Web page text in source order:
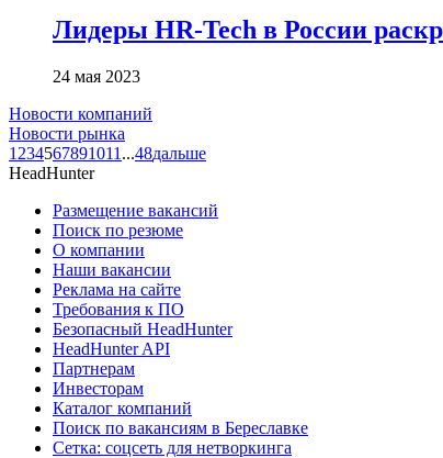
Лидеры HR-Tech в России
24 мая 2023
Новости компаний
Новости рынка
1 234567891011 ...48дальше
HeadHunter
Размещение вакансий
Поиск по резюме
О компании
Наши вакансии
Реклама на сайте
Требования к ПО
Безопасный HeadHunter
HeadHunter API
Партнерам
Инвесторам
Каталог компаний
Поиск по вакансиям в Береславке
Сетка: соцсеть для нетворкинга